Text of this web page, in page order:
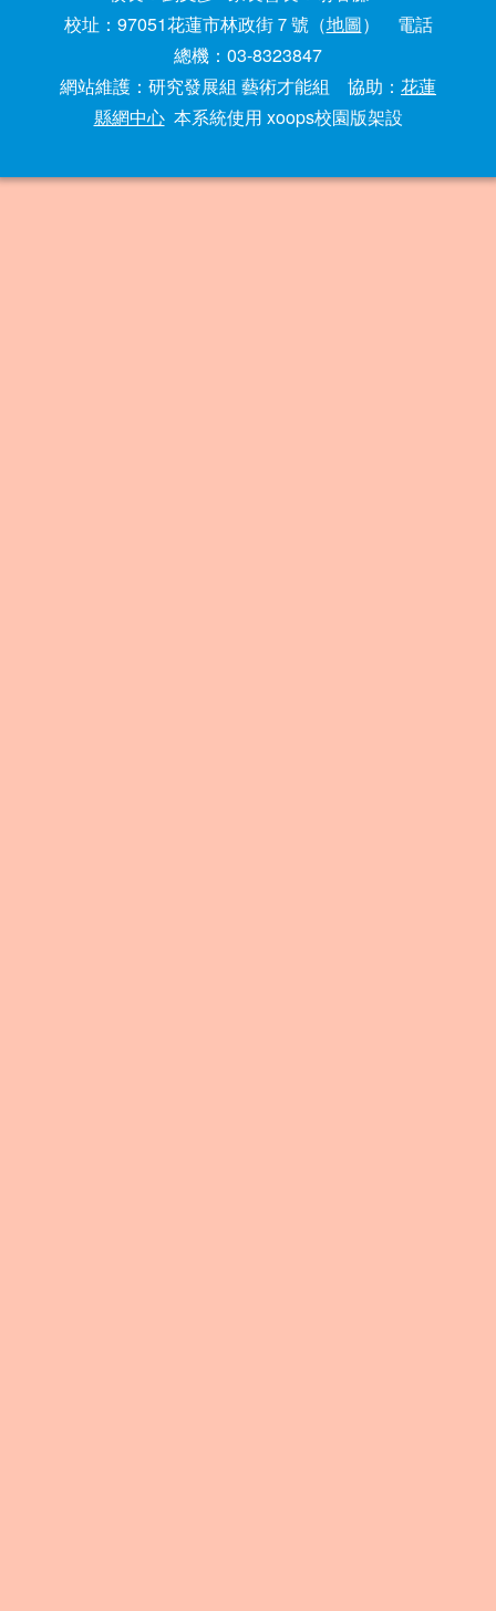
校址：97051花蓮市林政街７號（地圖） 電話
總機：03-8323847
網站維護：研究發展組 藝術才能組 協助： 花蓮
縣網中心本系統使用 xoops校園版架設